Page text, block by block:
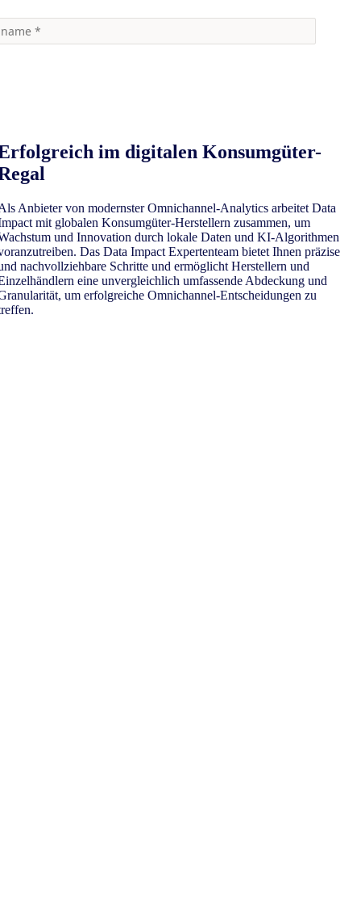
im digitalen Konsumgüter-
Anbieter von modernster Omnichannel-Analytics arbeitet Data
mit globalen Konsumgüter-Herstellern zusammen, um
und Innovation durch lokale Daten und KI-Algorithmen
Das Data Impact Expertenteam bietet Ihnen präzise
nachvollziehbare Schritte und ermöglicht Herstellern und
eine unvergleichlich umfassende Abdeckung und
um erfolgreiche Omnichannel-Entscheidungen zu